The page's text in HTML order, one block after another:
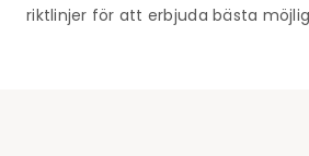
riktlinjer för att erbjuda bästa